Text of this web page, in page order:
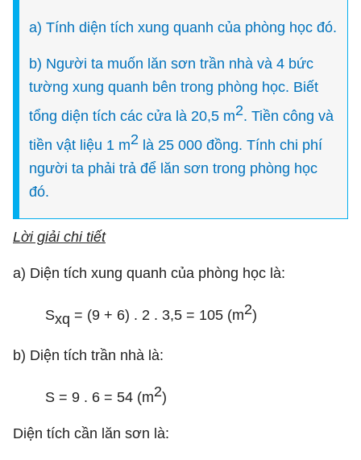
a) Tính diện tích xung quanh của phòng học đó.
b) Người ta muốn lăn sơn trần nhà và 4 bức
tường xung quanh bên trong phòng học. Biết
tổng diện tích các cửa là 20,5 m2. Tiền công và
tiền vật liệu 1 m2 là 25 000 đồng. Tính chi phí
người ta phải trả để lăn sơn trong phòng học
đó.
Lời giải chi tiết
a) Diện tích xung quanh của phòng học là:
Sxq = (9 + 6) . 2 . 3,5 = 105 (m2)
b) Diện tích trần nhà là:
S = 9 . 6 = 54 (m2)
Diện tích cần lăn sơn là: